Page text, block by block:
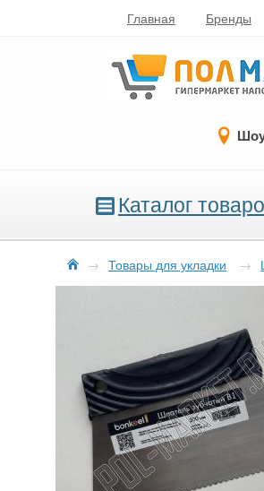
Главная Бренды
Каталог
→ Товары для укладки →